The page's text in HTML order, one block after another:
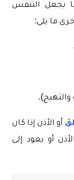
يجعل التنفس
ما يلي:
أو الأذن إذا كان
أو يعود إلى